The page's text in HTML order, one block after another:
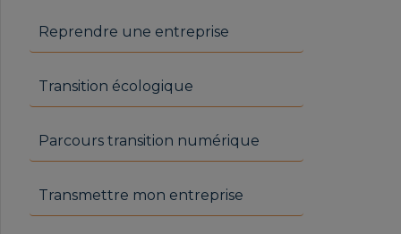
Reprendre une entreprise
Transition écologique
Parcours transition numérique
Transmettre mon entreprise